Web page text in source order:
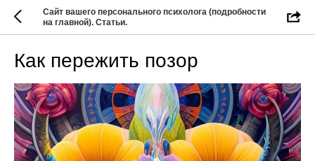
Сайт вашего персонального психолога (подробности
на главной). Статьи.
Как пережить позор